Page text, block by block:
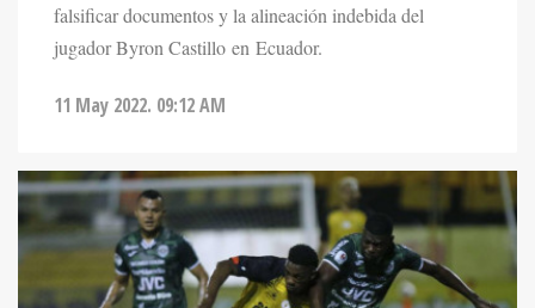
falsificar documentos y la alineación indebida del
jugador Byron Castillo en Ecuador.
11 May 2022. 09:12 AM